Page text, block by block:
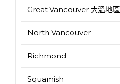
Great Vancouver 大溫地區
North Vancouver
Richmond
Squamish